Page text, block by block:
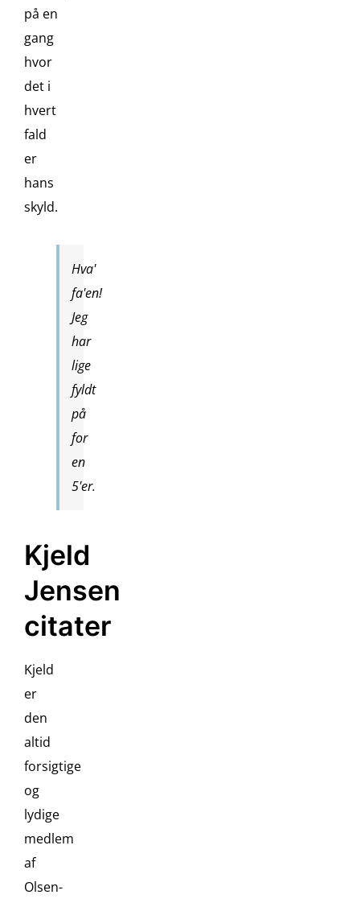
på en
gang
hvor
det i
hvert
fald
er
hans
skyld.
Hva'
fa'en!
Jeg
har
lige
fyldt
på
for
en
5'er.
Kjeld
Jensen
citater
Kjeld
er
den
altid
forsigtige
og
lydige
medlem
af
Olsen-